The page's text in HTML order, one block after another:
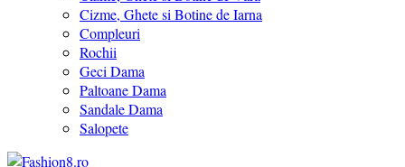
Cizme, Ghete si Botine de Iarna
Compleuri
Rochii
Geci Dama
Paltoane Dama
Sandale Dama
Salopete